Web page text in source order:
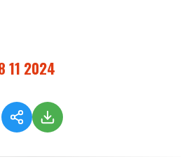
11 2024